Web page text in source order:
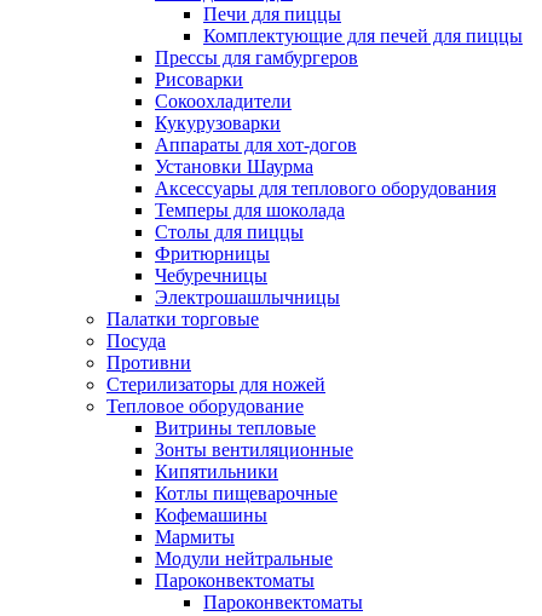
Печи для пиццы
Комплектующие для печей для пиццы
Прессы для гамбургеров
Рисоварки
Сокоохладители
Кукурузоварки
Аппараты для хот-догов
Установки Шаурма
Аксессуары для теплового оборудования
Темперы для шоколада
Столы для пиццы
Фритюрницы
Чебуречницы
Электрошашлычницы
Палатки торговые
Посуда
Противни
Стерилизаторы для ножей
Тепловое оборудование
Витрины тепловые
Зонты вентиляционные
Кипятильники
Котлы пищеварочные
Кофемашины
Мармиты
Модули нейтральные
Пароконвектоматы
Пароконвектоматы